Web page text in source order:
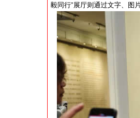
毅同行”展厅则通过文字、图